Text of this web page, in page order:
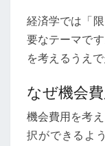
経済学では「
要なテーマで
を考えるうえで
なぜ機会
機会費用を考
択ができるよ